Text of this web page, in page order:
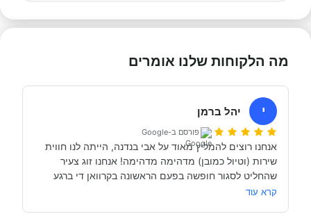
מה הלקוחות שלנו אומרים
י יהל ברמן
פורסם ב-Google
קרא עוד